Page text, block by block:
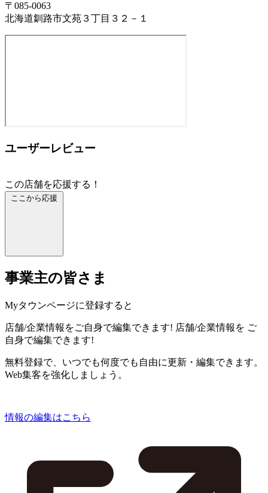
〒085-0063
北海道釧路市文苑３丁目３２－１
ユーザーレビュー
この店舗を応援する！
ここから応援
事業主の皆さま
Myタウンページに登録すると
店舗/企業情報をご自身で編集できます! 店舗/企業情報を ご
自身で編集できます!
無料登録で、いつでも何度でも自由に更新・編集できます。
Web集客を強化しましょう。
情報の編集はこちら